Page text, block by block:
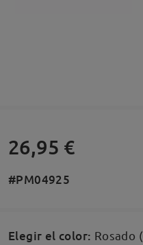
26,95 €
#PM04925
Elegir el color: Rosado